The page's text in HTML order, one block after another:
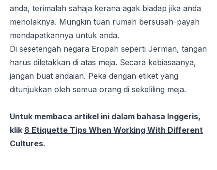
anda, terimalah sahaja kerana agak biadap jika anda
menolaknya. Mungkin tuan rumah bersusah-payah
mendapatkannya untuk anda.
Di sesetengah negara Eropah seperti Jerman, tangan
harus diletakkan di atas meja. Secara kebiasaanya,
jangan buat andaian. Peka dengan etiket yang
ditunjukkan oleh semua orang di sekeliling meja.
Untuk membaca artikel ini dalam bahasa Inggeris,
klik 8 Etiquette Tips When Working With Different
Cultures.